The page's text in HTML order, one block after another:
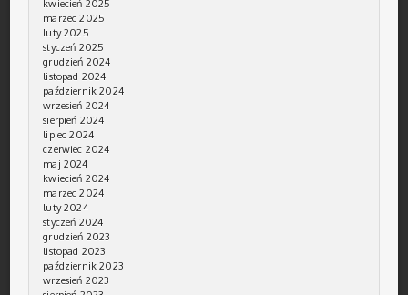
kwiecień 2025
marzec 2025
luty 2025
styczeń 2025
grudzień 2024
listopad 2024
październik 2024
wrzesień 2024
sierpień 2024
lipiec 2024
czerwiec 2024
maj 2024
kwiecień 2024
marzec 2024
luty 2024
styczeń 2024
grudzień 2023
listopad 2023
październik 2023
wrzesień 2023